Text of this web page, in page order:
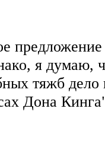
я думаю,
тяжб
Дона